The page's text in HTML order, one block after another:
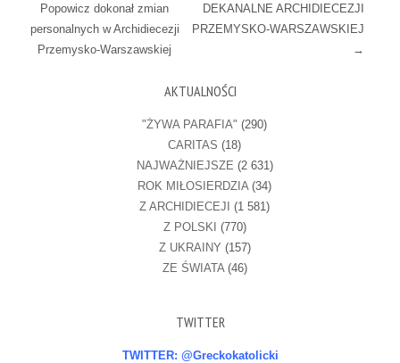
Popowicz dokonał zmian
personalnych w Archidiecezji
Przemysko-Warszawskiej
DEKANALNE ARCHIDIECEZJI
PRZEMYSKO-WARSZAWSKIEJ
→
AKTUALNOŚCI
"ŻYWA PARAFIA" (290)
CARITAS (18)
NAJWAŻNIEJSZE (2 631)
ROK MIŁOSIERDZIA (34)
Z ARCHIDIECEJI (1 581)
Z POLSKI (770)
Z UKRAINY (157)
ZE ŚWIATA(46)
TWITTER
TWITTER: @Greckokatolicki